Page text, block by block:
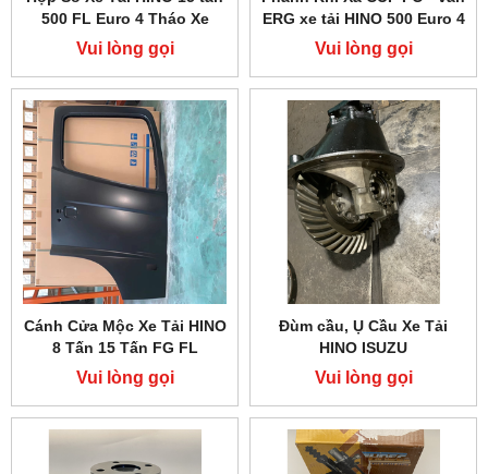
500 FL Euro 4 Tháo Xe
Vui lòng gọi
ERG xe tải HINO 500 Euro 4
Vui lòng gọi
Cánh Cửa Mộc Xe Tải HINO
8 Tấn 15 Tấn FG FL
Vui lòng gọi
Đùm cầu, Ụ Cầu Xe Tải
HINO ISUZU
Vui lòng gọi